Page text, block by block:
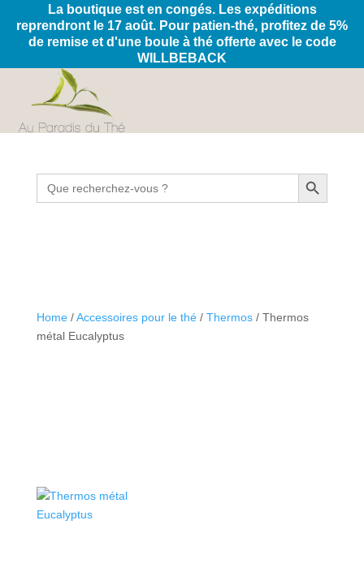
La boutique est en congés. Les expéditions
reprendront le 17 août. Pour patien-thé, profitez de 5%
de remise et d'une boule à thé offerte avec le code
WILLBEBACK
Search
for:
Search Button
Home/Accessoires pour le thé/ Thermos/ Thermos
métal Eucalyptus